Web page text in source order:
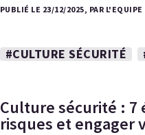
PUBLIÉ LE 23/12/2025, PAR
#CULTURE SÉCURITÉ
Culture sécurité : 7
risques et engager